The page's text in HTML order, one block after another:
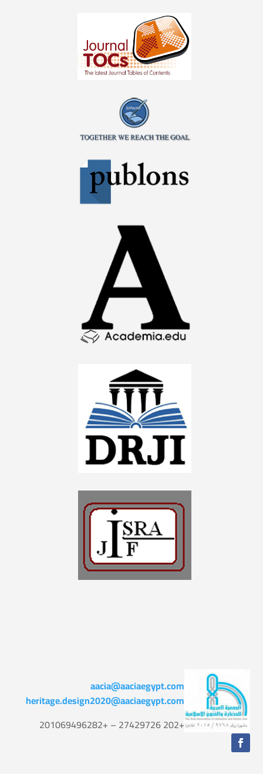
aacia@aaciaegypt.com
heritage.design2020@aaciaegypt.com
+202 27429726 – +201069496282